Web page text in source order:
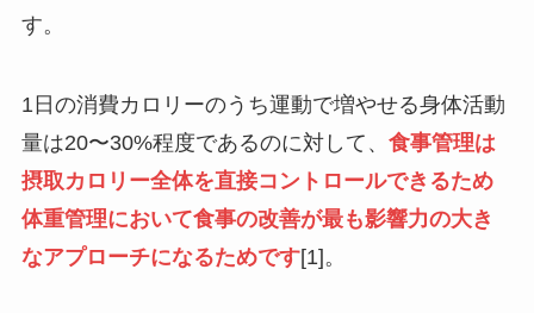
す。
1日の消費カロリーのうち運動で増やせる身体活動
量は20〜30%程度であるのに対して、 食事管理は
摂取カロリー全体を直接コントロールできるため
体重管理において食事の改善が最も影響力の大き
なアプローチになるためです[1]。